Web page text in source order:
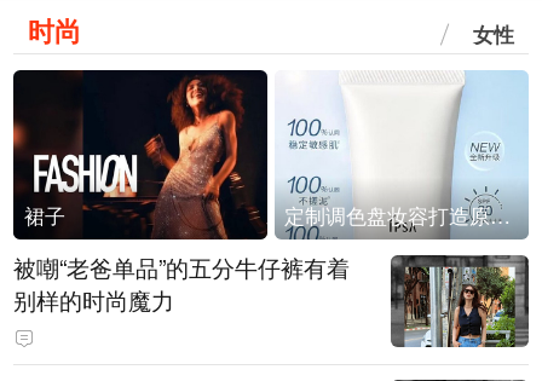
时尚 女性
裙子 定制调色盘妆容打造原生之美
被嘲“老爸单品”的五分牛仔裤有着
别样的时尚魔力